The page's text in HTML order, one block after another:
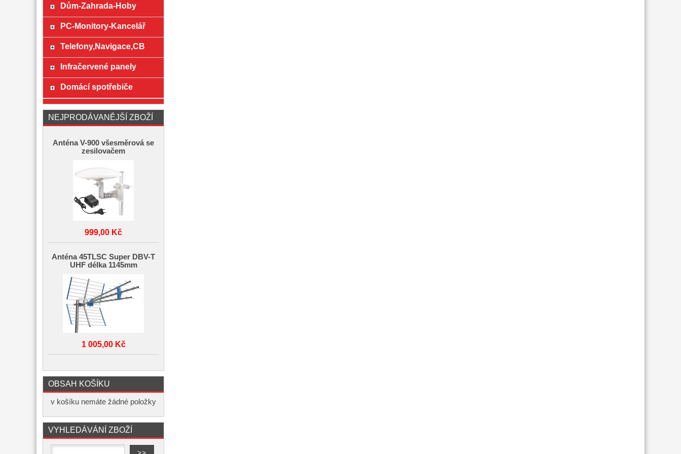
Dům-Zahrada-Hoby
PC-Monitory-Kancelář
Telefony,Navigace,CB
Infračervené panely
Domácí spotřebiče
NEJPRODÁVANĚJŠÍ ZBOŽÍ
Anténa V-900 všesměrová se
zesilovačem
999,00 Kč
Anténa 45TLSC Super DBV-T
UHF délka 1145mm
1 005,00 Kč
OBSAH KOŠÍKU
v košíku nemáte žádné položky
VYHLEDÁVÁNÍ ZBOŽÍ